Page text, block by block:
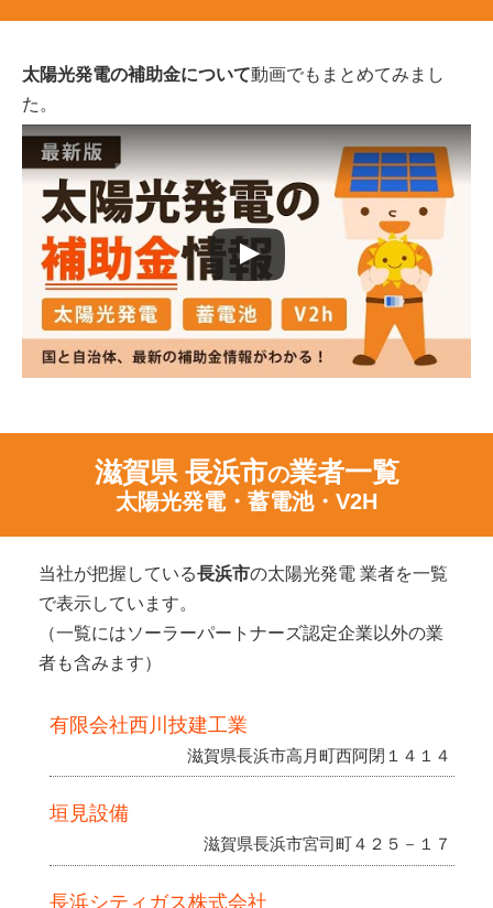
太陽光発電の補助金について動画でもまとめてみまし
た。
滋賀県 長浜市の業者一覧
太陽光発電・蓄電池・V2H
当社が把握している長浜市の太陽光発電 業者を一覧
で表示しています。
（一覧にはソーラーパートナーズ認定企業以外の業
者も含みます）
有限会社西川技建工業
滋賀県長浜市高月町西阿閉１４１４
垣見設備
滋賀県長浜市宮司町４２５－１７
長浜シティガス株式会社